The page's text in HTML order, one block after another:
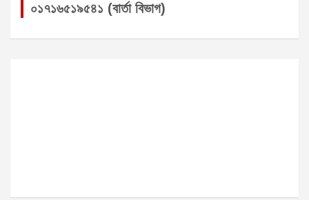
০১৭১৬৫১৯৫৪১ (বার্তা বিভাগ)